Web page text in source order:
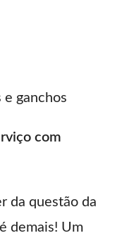
e ganchos
com
da questão da
demais! Um